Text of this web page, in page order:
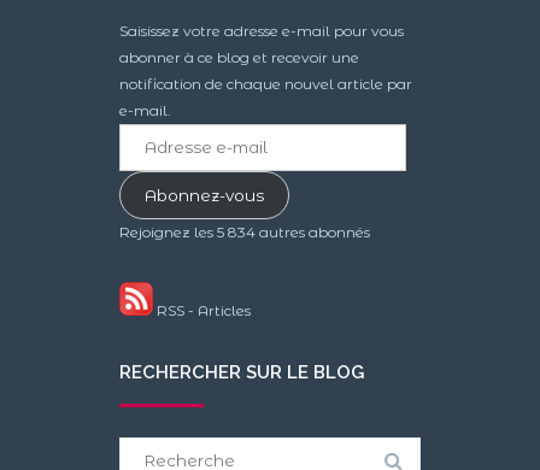
Saisissez votre adresse e-mail pour vous
abonner à ce blog et recevoir une
notification de chaque nouvel article par
e-mail.
mailAbonnez-vous
Rejoignez les 5 834 autres abonnés
RSS - Articles
RECHERCHER SUR LE BLOG